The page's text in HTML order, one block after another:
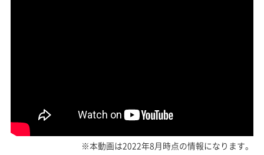
※本動画は2022年8月時点の情報になります。